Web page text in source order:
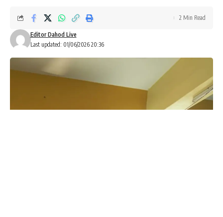
Last updated: 01/06/2026 20:36
Editor Dahod Live
2 Min Read